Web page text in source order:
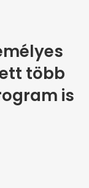
több
is